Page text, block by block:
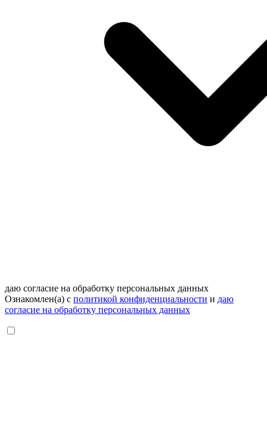
даю согласие на обработку персональных данных
Ознакомлен(а) с политикой конфиденциальности и даю
согласие на обработку персональных данных